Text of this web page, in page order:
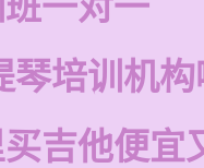
琴培训机
吉他便宜